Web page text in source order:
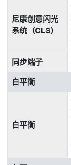
尼康创意闪光
系统（CLS）
同步端子
白平衡
白平衡